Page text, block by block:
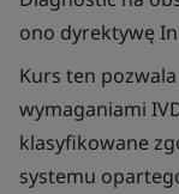
ono dyrektywę
Kurs ten
wymaganiami
klasyfikowane
systemu